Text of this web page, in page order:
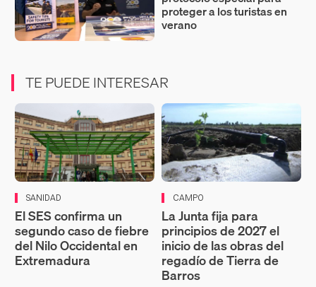
proteger a los turistas en
verano
TE PUEDE INTERESAR
SANIDAD
El SES confirma un
segundo caso de fiebre
del Nilo Occidental en
Extremadura
CAMPO
La Junta fija para
principios de 2027 el
inicio de las obras del
regadío de Tierra de
Barros